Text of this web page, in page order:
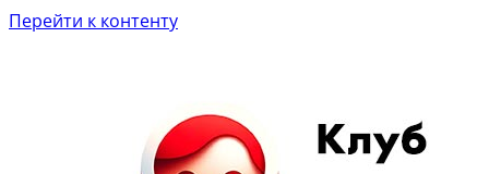
Перейти к контенту